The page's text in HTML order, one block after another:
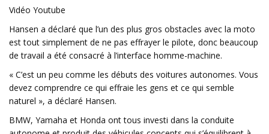
Vidéo Youtube
Hansen a déclaré que l’un des plus gros obstacles avec la moto
est tout simplement de ne pas effrayer le pilote, donc beaucoup
de travail a été consacré à l’interface homme-machine.
« C’est un peu comme les débuts des voitures autonomes. Vous
devez comprendre ce qui effraie les gens et ce qui semble
naturel », a déclaré Hansen.
BMW, Yamaha et Honda ont tous investi dans la conduite